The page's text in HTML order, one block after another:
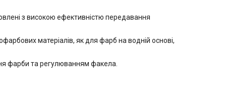
з високою ефективністю передавання
матеріалів, як для фарб на водній основі,
фарби та регулюванням факела.